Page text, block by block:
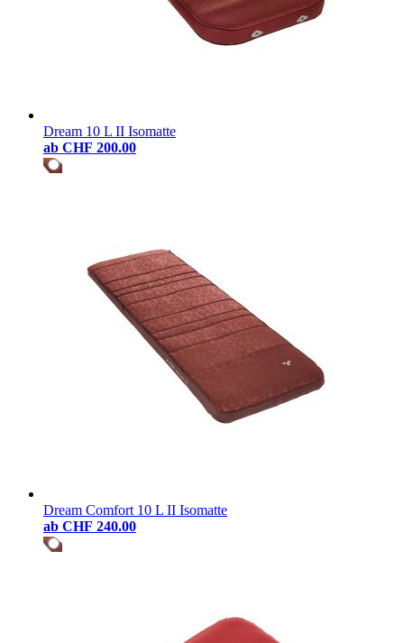
Dream 10 L II Isomatte
ab CHF 200.00
Dream Comfort 10 L II Isomatte
ab CHF 240.00